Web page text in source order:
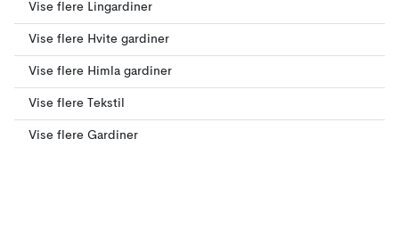
Vise flere Lingardiner
Vise flere Hvite gardiner
Vise flere Himla gardiner
Vise flere Tekstil
Vise flere Gardiner